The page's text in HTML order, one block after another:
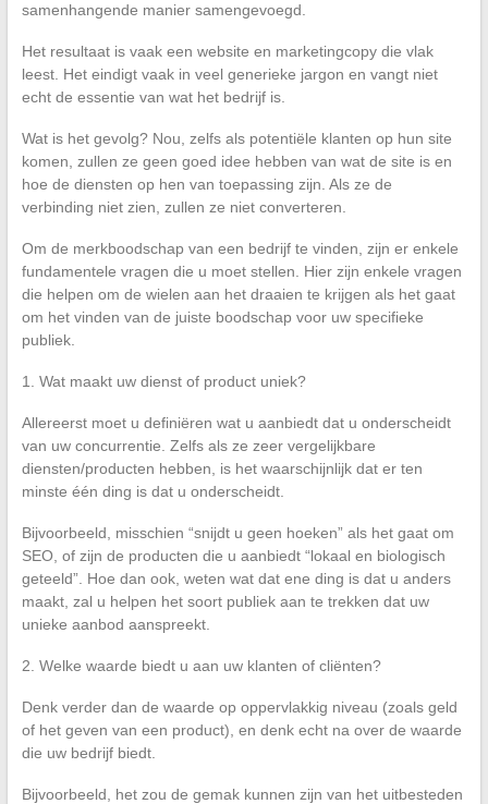
samenhangende manier samengevoegd.
Het resultaat is vaak een website en marketingcopy die vlak
leest. Het eindigt vaak in veel generieke jargon en vangt niet
echt de essentie van wat het bedrijf is.
Wat is het gevolg? Nou, zelfs als potentiële klanten op hun site
komen, zullen ze geen goed idee hebben van wat de site is en
hoe de diensten op hen van toepassing zijn. Als ze de
verbinding niet zien, zullen ze niet converteren.
Om de merkboodschap van een bedrijf te vinden, zijn er enkele
fundamentele vragen die u moet stellen. Hier zijn enkele vragen
die helpen om de wielen aan het draaien te krijgen als het gaat
om het vinden van de juiste boodschap voor uw specifieke
publiek.
1. Wat maakt uw dienst of product uniek?
Allereerst moet u definiëren wat u aanbiedt dat u onderscheidt
van uw concurrentie. Zelfs als ze zeer vergelijkbare
diensten/producten hebben, is het waarschijnlijk dat er ten
minste één ding is dat u onderscheidt.
Bijvoorbeeld, misschien “snijdt u geen hoeken” als het gaat om
SEO, of zijn de producten die u aanbiedt “lokaal en biologisch
geteeld”. Hoe dan ook, weten wat dat ene ding is dat u anders
maakt, zal u helpen het soort publiek aan te trekken dat uw
unieke aanbod aanspreekt.
2. Welke waarde biedt u aan uw klanten of cliënten?
Denk verder dan de waarde op oppervlakkig niveau (zoals geld
of het geven van een product), en denk echt na over de waarde
die uw bedrijf biedt.
Bijvoorbeeld, het zou de gemak kunnen zijn van het uitbesteden